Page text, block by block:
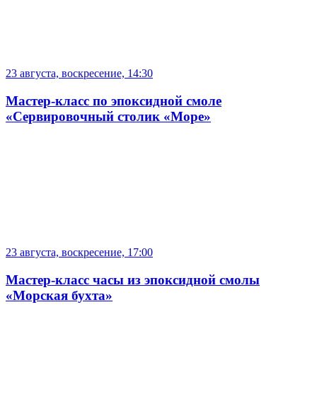
23 августа, воскресение, 14:30
Мастер-класс по эпоксидной смоле
«Сервировочный столик «Море»
23 августа, воскресение, 17:00
Мастер-класс часы из эпоксидной смолы
«Морская бухта»